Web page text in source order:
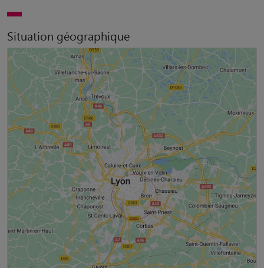
Situation géographique